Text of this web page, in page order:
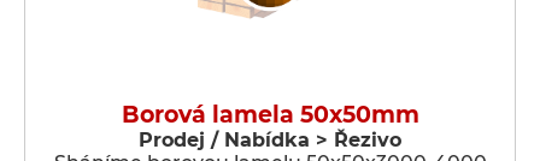
Borová lamela 50x50mm
Prodej / Nabídka > Řezivo